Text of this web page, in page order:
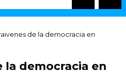
de la democracia en
la democracia en